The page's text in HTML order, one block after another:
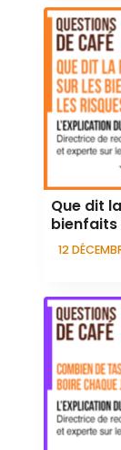
Que dit
bienfaits
12